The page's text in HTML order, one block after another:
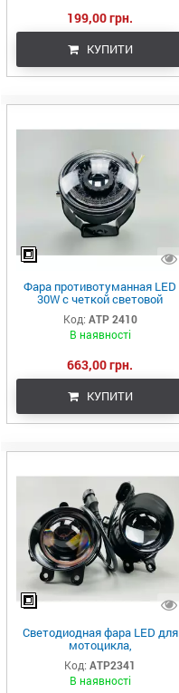
199,00 грн.
КУПИТИ
Фара противотуманная LED
30W с четкой световой
границей большой линзой и и
габаритным светом 8-80V
Код: АТР 2410
В наявності
663,00 грн.
КУПИТИ
Светодиодная фара LED для
мотоцикла,
водонепроницаемая
автомобильная
мотоциклетная
Код: ATP2341
В наявності